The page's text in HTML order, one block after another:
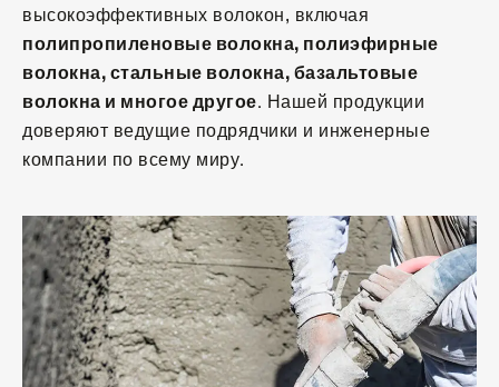
высокоэффективных волокон, включая
полипропиленовые волокна, полиэфирные
волокна, стальные волокна, базальтовые
волокна и многое другое. Нашей продукции
доверяют ведущие подрядчики и инженерные
компании по всему миру.